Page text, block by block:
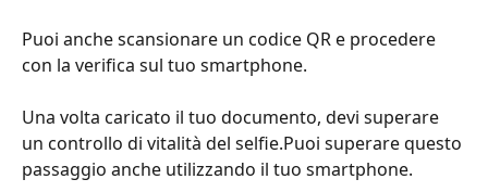
Puoi anche scansionare un codice QR e procedere
con la verifica sul tuo smartphone.
Una volta caricato il tuo documento, devi superare
un controllo di vitalità del selfie.Puoi superare questo
passaggio anche utilizzando il tuo smartphone.